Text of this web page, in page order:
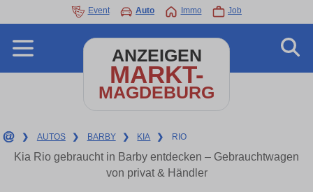
Event Auto Immo Job
ANZEIGEN
MARKT-
MAGDEBURG
❯ AUTOS ❯ BARBY ❯ KIA ❯ RIO
Kia Rio gebraucht in Barby entdecken – Gebrauchtwagen
von privat & Händler